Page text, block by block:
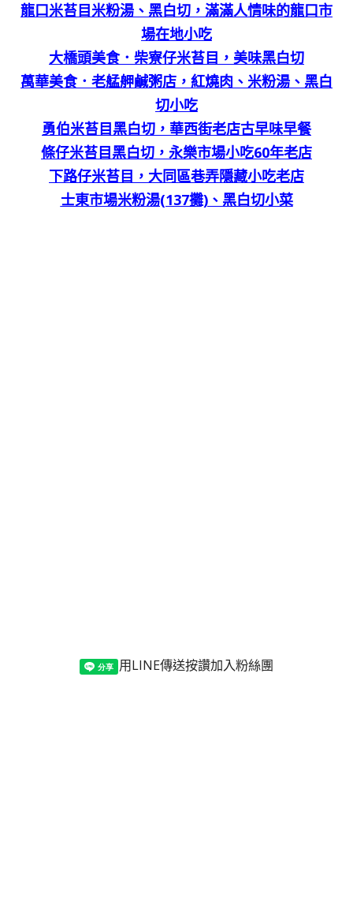
龍口米苔目米粉湯、黑白切，滿滿人情味的龍口市
場在地小吃
大橋頭美食．柴寮仔米苔目，美味黑白切
萬華美食．老艋舺鹹粥店，紅燒肉、米粉湯、黑白
切小吃
勇伯米苔目黑白切，華西街老店古早味早餐
條仔米苔目黑白切，永樂市場小吃60年老店
下路仔米苔目，大同區巷弄隱藏小吃老店
士東市場米粉湯(137攤)、黑白切小菜
用LINE傳送按讚加入粉絲團